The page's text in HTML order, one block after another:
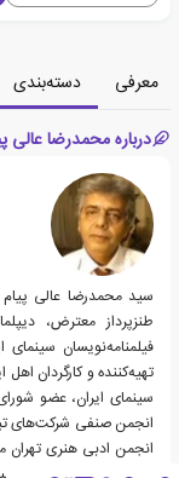
معرفی دسته‌بندی
درباره محمدرضا عالی
طنزپرداز معترض،
فیلمنامه‌نویسان سینمای
تهیه‌کننده و کارگردان
سینمای ایران، عضو
انجمن صنفی شرکت‌های
انجمن ادبی هنری